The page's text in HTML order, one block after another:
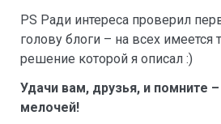
PS Ради интереса проверил
голову блоги – на всех имеется
решение которой я описал :)
Удачи вам, друзья, и помните
мелочей!